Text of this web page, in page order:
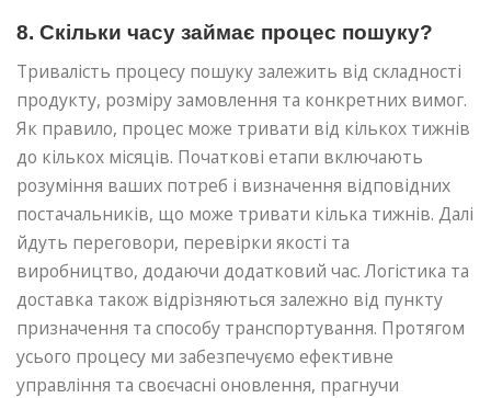
8. Скільки часу займає процес пошуку?
Тривалість процесу пошуку залежить від складності
продукту, розміру замовлення та конкретних вимог.
Як правило, процес може тривати від кількох тижнів
до кількох місяців. Початкові етапи включають
розуміння ваших потреб і визначення відповідних
постачальників, що може тривати кілька тижнів. Далі
йдуть переговори, перевірки якості та
виробництво, додаючи додатковий час. Логістика та
доставка також відрізняються залежно від пункту
призначення та способу транспортування. Протягом
усього процесу ми забезпечуємо ефективне
управління та своєчасні оновлення, прагнучи